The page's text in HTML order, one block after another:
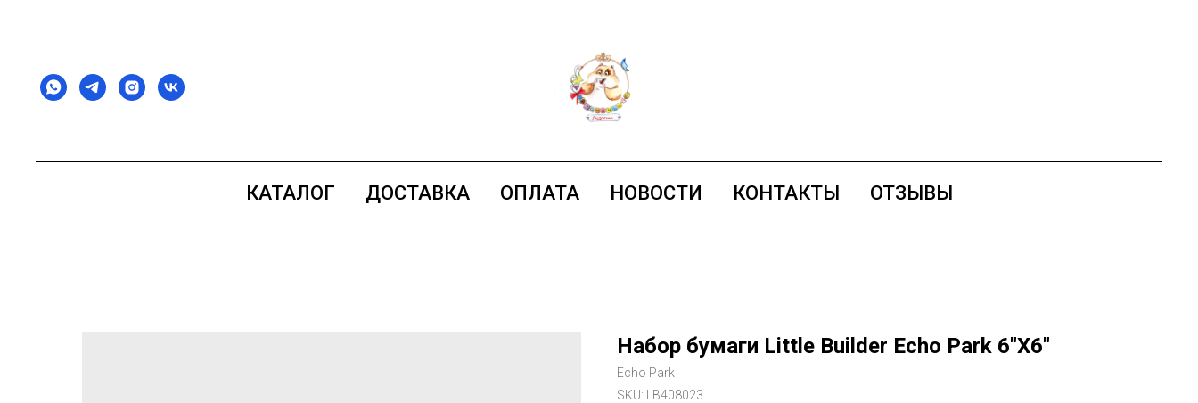
КАТАЛОГ ДОСТАВКА ОПЛАТА НОВОСТИ КОНТАКТЫ ОТЗЫВЫ
Набор бумаги Little Builder Echo Park 6"X6"
Echo Park
SKU:
LB408023